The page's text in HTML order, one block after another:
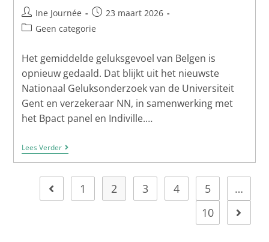
Ine Journée
23 maart 2026
Geen categorie
Het gemiddelde geluksgevoel van Belgen is
opnieuw gedaald. Dat blijkt uit het nieuwste
Nationaal Geluksonderzoek van de Universiteit
Gent en verzekeraar NN, in samenwerking met
het Bpact panel en Indiville.…
Lees Verder
1 2 3 4 5
…
10